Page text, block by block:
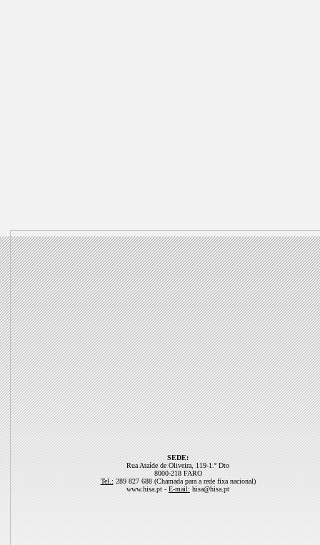
SEDE:
Rua Ataíde de Oliveira, 119-1.º Dto
8000-218 FARO
Tel.: 289 827 688 (Chamada para a rede fixa nacional)
www.hisa.pt - E-mail: hisa@hisa.pt